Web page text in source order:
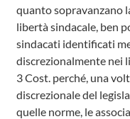
quanto sopravanzano
libertà sindacale, ben
sindacati identificati
discrezionalmente nei
3 Cost. perché, una
discrezionale del
quelle norme, le